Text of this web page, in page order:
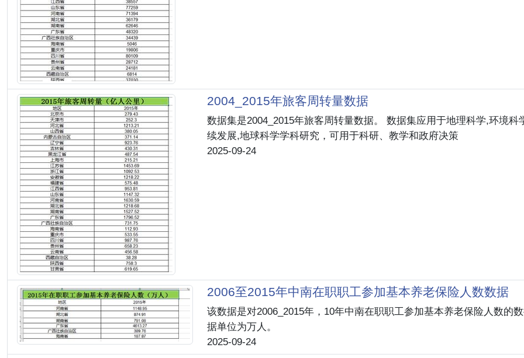
2004_2015年旅客周转量数据
数据集是2004_2015年旅客周转量数据。 数据集应用于地理科学,环境科
续发展,地球科学学科研究，可用于科研、教学和政府决策
2025-09-24
2006至2015年中南在职职工参加基本养老保险人数数据
该数据是对2006_2015年，10年中南在职职工参加基本养老保险人数的
据单位为万人。
2025-09-24